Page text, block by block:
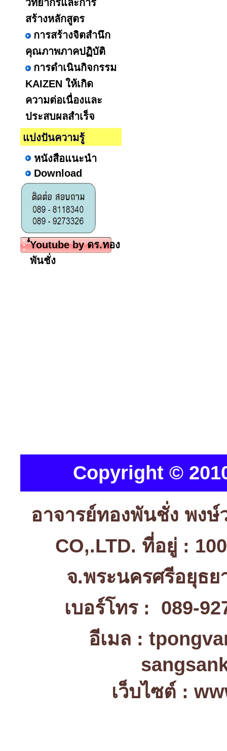
วิทยากรและการ
สร้างหลักสูตร
การสร้างจิตสำนึก
คุณภาพภาคปฏิบัติ
การดำเนินกิจกรรม
KAIZEN ให้เกิด
ความต่อเนื่องและ
ประสบผลสำเร็จ
แบ่งปันความรู้
หนังสือแนะนำ
Download
ํํYoutube by ดร.ทอง
พันชั่ง
Copyright ©
อาจารย์ทองพันชั่ง พงษ์
CO,.LTD. ที่อยู่ :
จ.พระนครศรีอยุ
เบอร์โทร : 089-
อีเมล :
เว็บไซต์ :